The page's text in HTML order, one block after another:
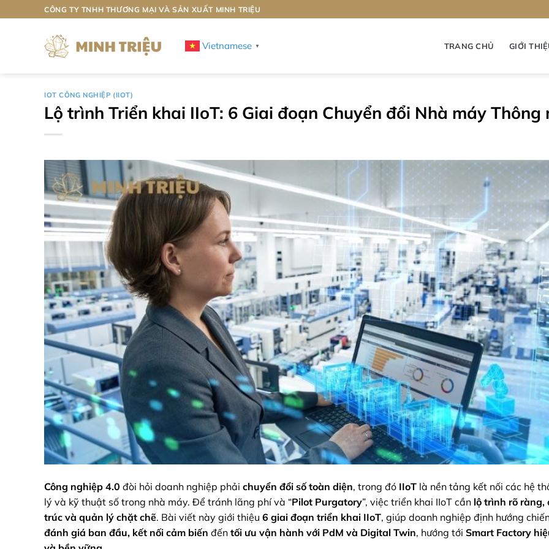
qua
CÔNG TY TNHH THƯƠNG MẠI VÀ SẢN XUẤT MINH TRIỆU
Vietnamese ▼ TRANG CHỦ GIỚI
IOT CÔNG NGHIỆP (IIOT)
Lộ trình Triển khai IIoT: 6 Giai đoạn Chuyển đổi Nhà máy Thông
Công nghiệp 4.0 đòi hỏi doanh nghiệp phải chuyển đổi số toàn diện, trong đó IIoT là nền tảng kết nối các hệ
lý và kỹ thuật số trong nhà máy. Để tránh lãng phí và “Pilot Purgatory”, việc triển khai IIoT cần lộ trình rõ ràng,
trúc và quản lý chặt chẽ. Bài viết này giới thiệu 6 giai đoạn triển khai IIoT, giúp doanh nghiệp định hướng
đánh giá ban đầu, kết nối cảm biến đến tối ưu vận hành với PdM và Digital Twin, hướng tới Smart Factory